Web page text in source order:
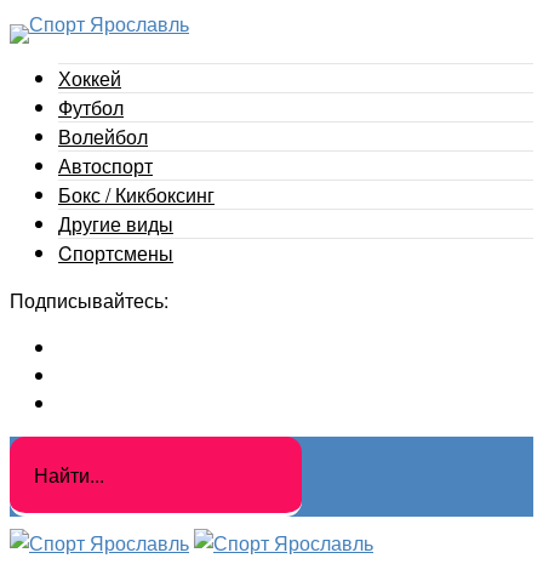
Хоккей
Футбол
Волейбол
Автоспорт
Бокс / Кикбоксинг
Другие виды
Cпортсмены
Подписывайтесь: